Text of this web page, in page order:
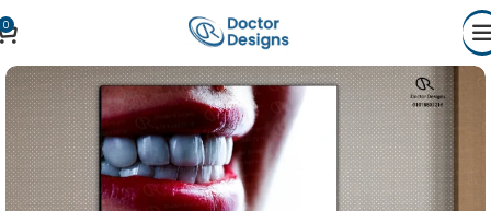
0